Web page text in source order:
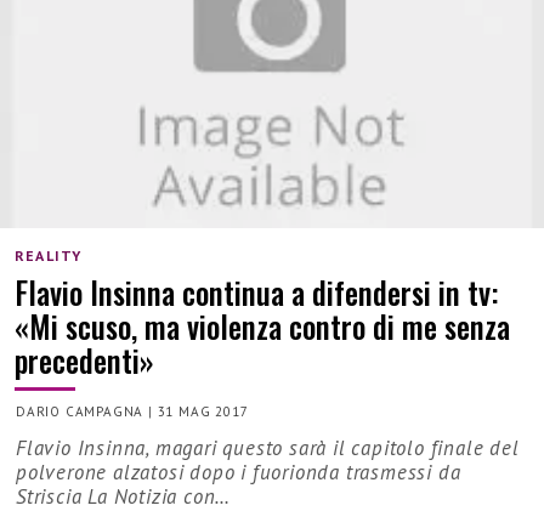
REALITY
Flavio Insinna continua a difendersi in tv:
«Mi scuso, ma violenza contro di me senza
precedenti»
DARIO CAMPAGNA | 31 MAG 2017
Flavio Insinna, magari questo sarà il capitolo finale del
polverone alzatosi dopo i fuorionda trasmessi da
Striscia La Notizia con…